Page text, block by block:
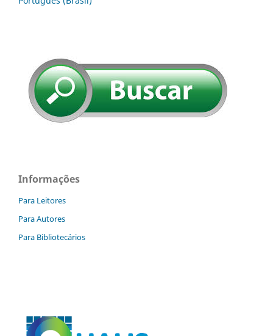
Informações
Para Leitores
Para Autores
Para Bibliotecários